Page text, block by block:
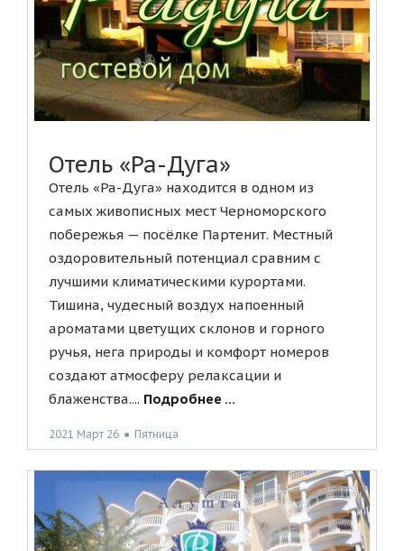
Отель «Ра-Дуга»
Отель «Ра-Дуга» находится в одном из
самых живописных мест Черноморского
побережья — посёлке Партенит. Местный
оздоровительный потенциал сравним с
лучшими климатическими курортами.
Тишина, чудесный воздух напоенный
ароматами цветущих склонов и горного
ручья, нега природы и комфорт номеров
создают атмосферу релаксации и
блаженства.... Подробнее ...
2021 Март 26 ● Пятница